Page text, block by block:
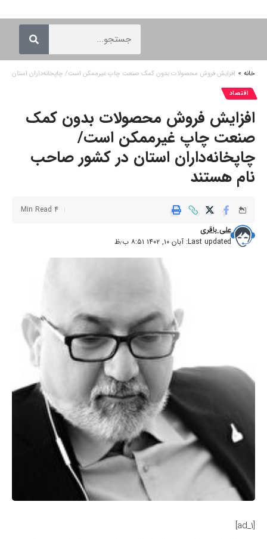
خانه » افزایش فروش محصولات بدون کمک صنعت چاپ غیرممکن است/ چاپخانه‌داران استان در
اقتصاد
افزایش فروش محصولات بدون کمک
صنعت چاپ غیرممکن است/
چاپخانه‌داران استان در کشور صاحب
نام هستند
Last updated: آبان ۱۰, ۱۴۰۲ ۸:۵۱ ب٫ظ
علی باقری
4 Min Read
[ad_1]